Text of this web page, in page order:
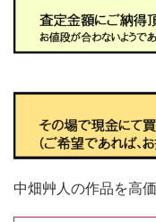
中畑艸人の作品を高